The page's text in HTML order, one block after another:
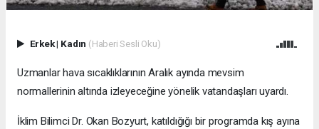
Erkek| Kadın (Haberi Sesli Oku)
Uzmanlar hava sıcaklıklarının Aralık ayında mevsim
normallerinin altında izleyeceğine yönelik vatandaşları uyardı.
İklim Bilimci Dr. Okan Bozyurt, katıldığığı bir programda kış ayına